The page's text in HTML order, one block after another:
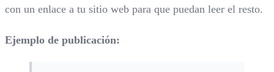
con un enlace a tu sitio web para que puedan leer el resto.
Ejemplo de publicación: